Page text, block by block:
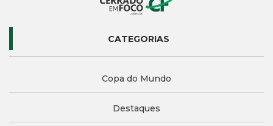
CATEGORIAS
Copa do Mundo
Destaques